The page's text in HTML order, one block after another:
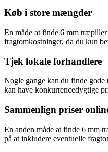
Køb i store mængder
En måde at finde 6 mm
fragtomkostninger, da du kun
Tjek lokale forhandlere
Nogle gange kan du finde
kan have konkurrencedygtige
Sammenlign priser
En anden måde at finde 6 mm
på at inkludere eventuelle